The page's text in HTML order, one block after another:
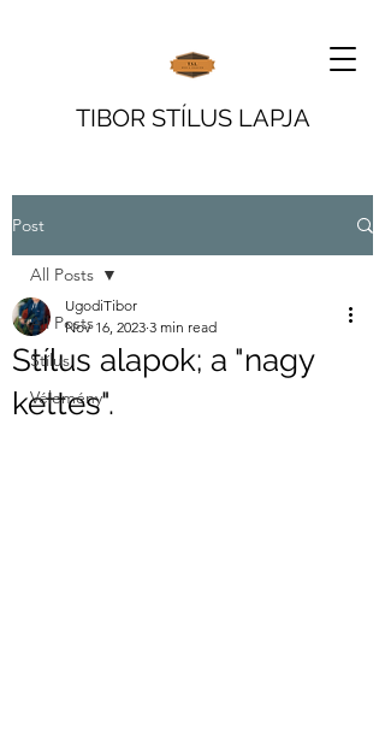
TIBOR STÍLUS LAPJA
Post
All Posts
Stílus
Vélemény
All Posts
Stílus alapok; a "nagy
kettes".
UgodiTibor
Nov 16, 2023 3 min read